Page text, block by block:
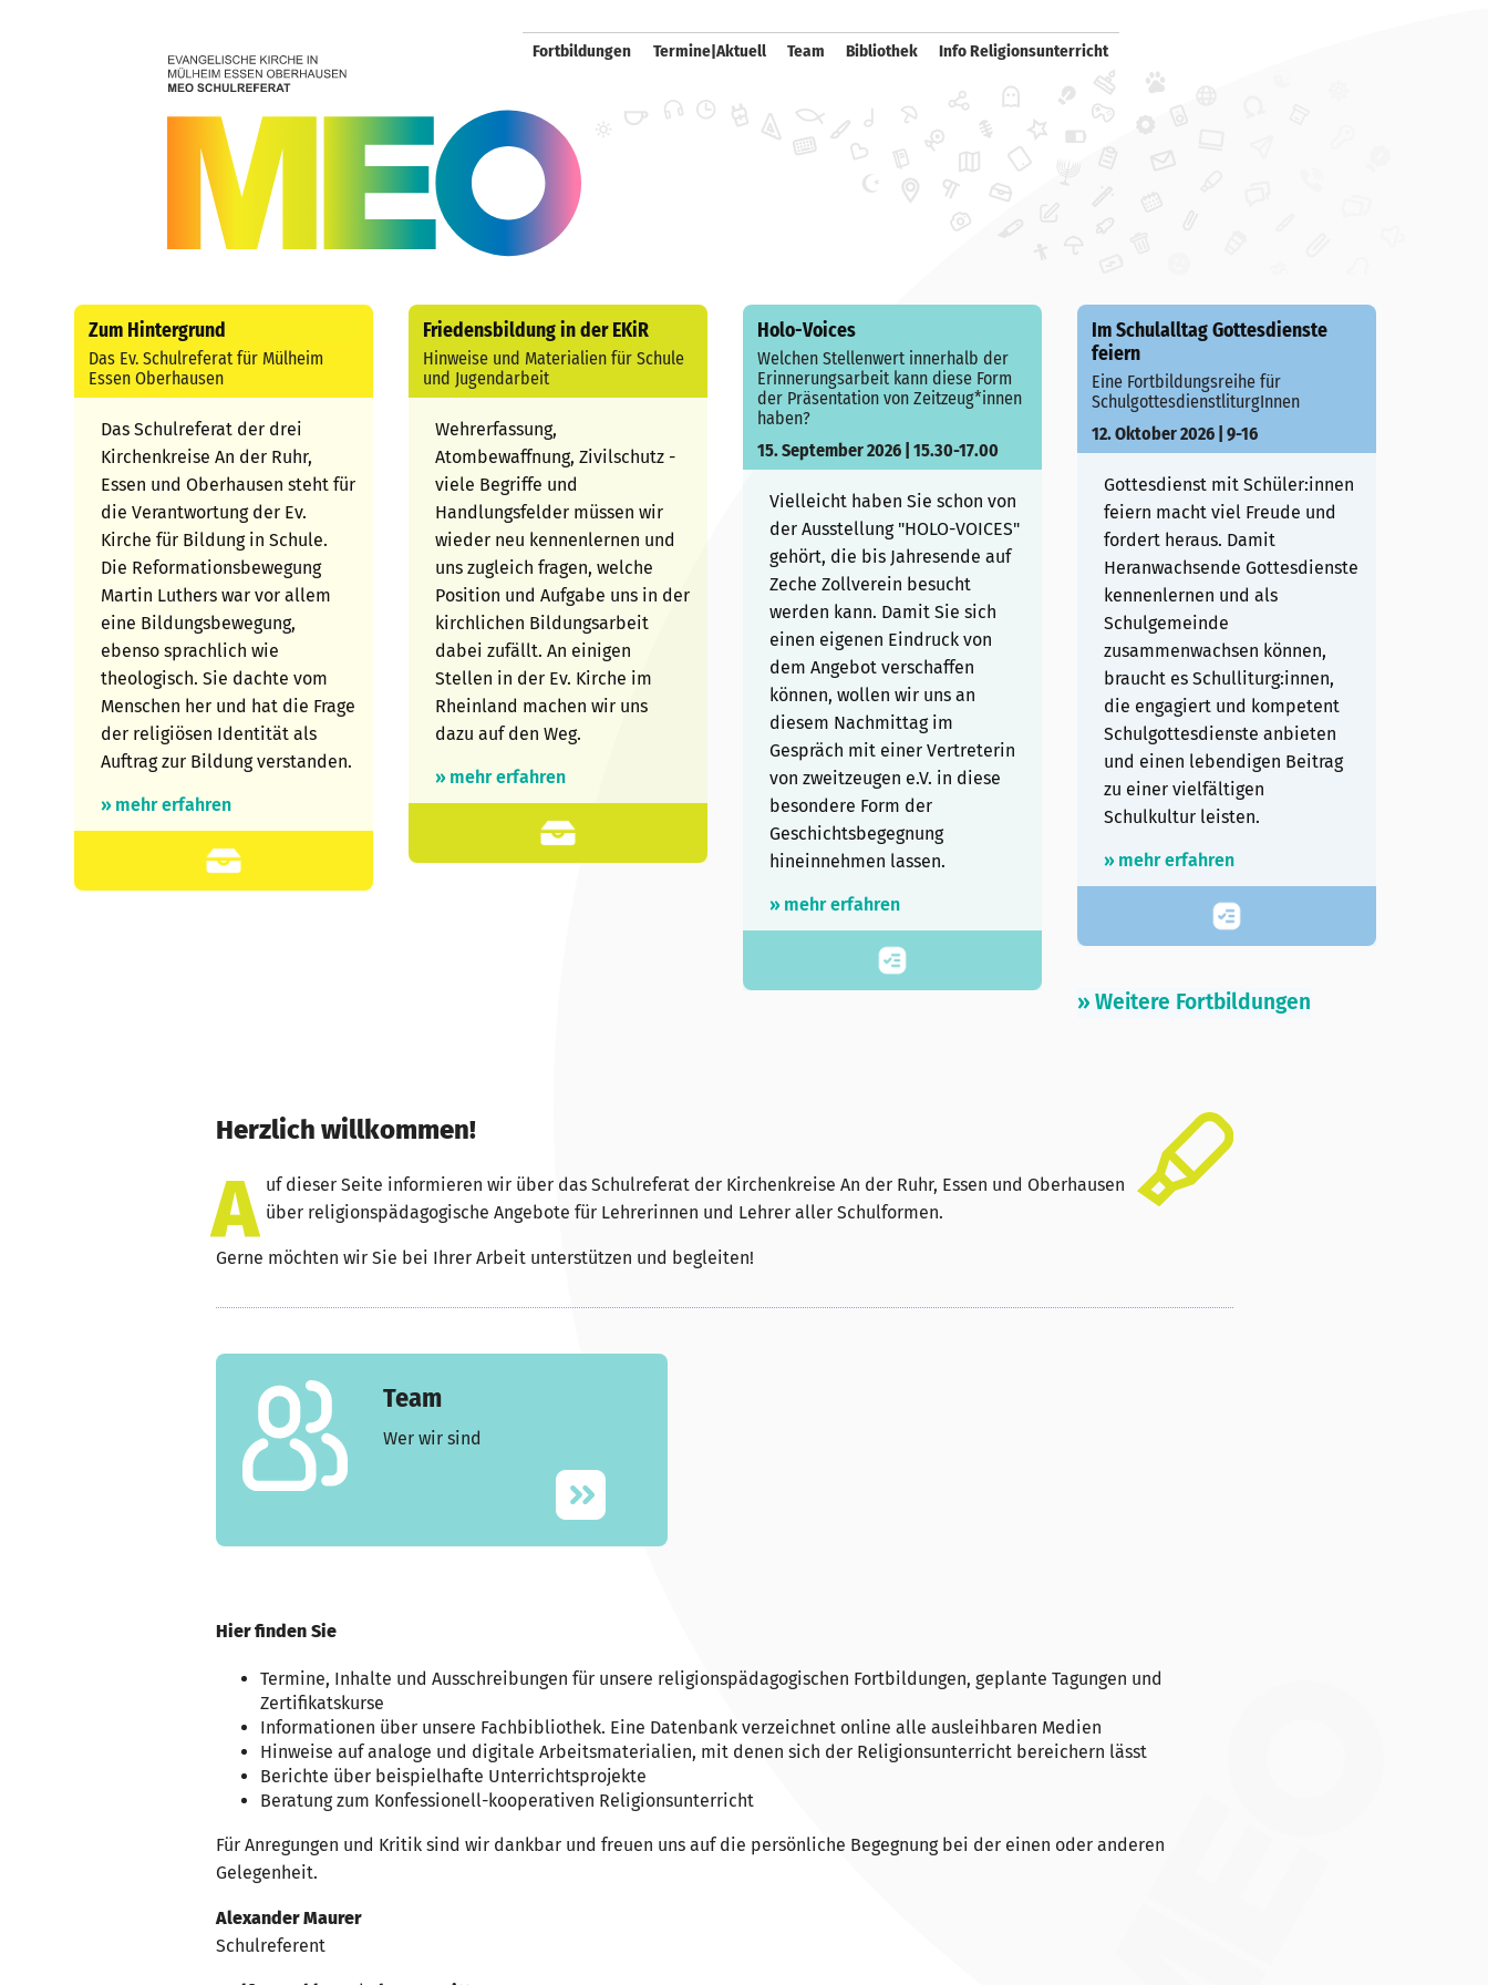
Fortbildungen Termine|Aktuell Team Bibliothek Info Religionsunterricht
Zum Hintergrund
Das Ev. Schulreferat für Mülheim
Essen Oberhausen
Das Schulreferat der drei
Kirchenkreise An der Ruhr,
Essen und Oberhausen steht für
die Verantwortung der Ev.
Kirche für Bildung in Schule.
Die Reformationsbewegung
Martin Luthers war vor allem
eine Bildungsbewegung,
ebenso sprachlich wie
theologisch. Sie dachte vom
Menschen her und hat die Frage
der religiösen Identität als
Auftrag zur Bildung verstanden.
» mehr erfahren
Friedensbildung in der EKiR
Hinweise und Materialien für Schule
und Jugendarbeit
Wehrerfassung,
Atombewaffnung, Zivilschutz -
viele Begriffe und
Handlungsfelder müssen wir
wieder neu kennenlernen und
uns zugleich fragen, welche
Position und Aufgabe uns in der
kirchlichen Bildungsarbeit
dabei zufällt. An einigen
Stellen in der Ev. Kirche im
Rheinland machen wir uns
dazu auf den Weg.
» mehr erfahren
Holo-Voices
Welchen Stellenwert innerhalb der
Erinnerungsarbeit kann diese Form
der Präsentation von Zeitzeug*innen
haben?
15. September 2026 | 15.30-17.00
Vielleicht haben Sie schon von
der Ausstellung "HOLO-VOICES"
gehört, die bis Jahresende auf
Zeche Zollverein besucht
werden kann. Damit Sie sich
einen eigenen Eindruck von
dem Angebot verschaffen
können, wollen wir uns an
diesem Nachmittag im
Gespräch mit einer Vertreterin
von zweitzeugen e.V. in diese
besondere Form der
Geschichtsbegegnung
hineinnehmen lassen.
» mehr erfahren
Im Schulalltag Gottesdienste
feiern
Eine Fortbildungsreihe für
SchulgottesdienstliturgInnen
12. Oktober 2026 | 9-16
Gottesdienst mit Schüler:innen
feiern macht viel Freude und
fordert heraus. Damit
Heranwachsende Gottesdienste
kennenlernen und als
Schulgemeinde
zusammenwachsen können,
braucht es Schulliturg:innen,
die engagiert und kompetent
Schulgottesdienste anbieten
und einen lebendigen Beitrag
zu einer vielfältigen
Schulkultur leisten.
» mehr erfahren
» Weitere Fortbildungen
Herzlich willkommen!
A uf dieser Seite informieren wir über das Schulreferat der Kirchenkreise An der Ruhr, Essen und Oberhausen
über religionspädagogische Angebote für Lehrerinnen und Lehrer aller Schulformen.
Gerne möchten wir Sie bei Ihrer Arbeit unterstützen und begleiten!
Team
Wer wir sind
Hier finden Sie
Termine, Inhalte und Ausschreibungen für unsere religionspädagogischen Fortbildungen, geplante Tagungen und
Zertifikatskurse
Informationen über unsere Fachbibliothek. Eine Datenbank verzeichnet online alle ausleihbaren Medien
Hinweise auf analoge und digitale Arbeitsmaterialien, mit denen sich der Religionsunterricht bereichern lässt
Berichte über beispielhafte Unterrichtsprojekte
Beratung zum Konfessionell-kooperativen Religionsunterricht
Für Anregungen und Kritik sind wir dankbar und freuen uns auf die persönliche Begegnung bei der einen oder anderen
Gelegenheit.
Alexander Maurer
Schulreferent